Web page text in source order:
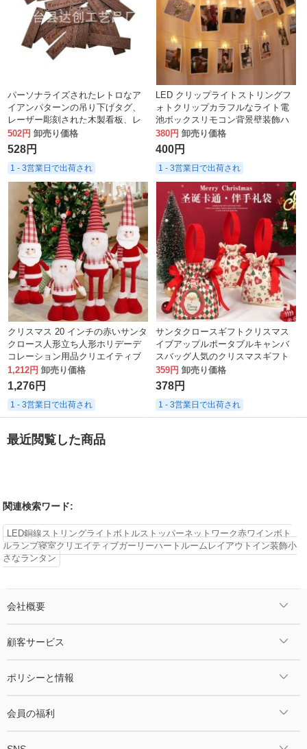
パーソナライズされたレトロなア
イアンパターンの吊り下げタグ、
レーザー彫刻された木製看板、レ
タリングと印刷、クリエイティブ
なホームデコレーション用品
502円 卸売り価格
528円
1 - 3営業日で出荷され
LED クリップライトストリングフ
ォトクリップカラフルなライト電
池ボックスリモコン背景壁装飾ハ
ンギングライトパーティーレイア
ウト
380円 卸売り価格
400円
1 - 3営業日で出荷され
クリスマス 20 インチの赤いサンタ
クロース人形立ち人形ホリデーデ
コレーション用品クリエイティブ
オーナメント
1,212円 卸売り価格
1,276円
1 - 3営業日で出荷され
サンタクロースギフトクリスマス
イブアップルポータブルキャンバ
スバッグ人気のクリスマスギフト
バッグ
359円 卸売り価格
378円
1 - 3営業日で出荷され
最近閲覧した商品
関連検索ワード:
LED銅線ストリングライトボトルストッパーネットワーク赤ワインボト
ルランプ寝室クリエイティブガーリーハートルームレイアウトイン装飾小
さなランタン
会社概要
顧客サービス
ポリシーと情報
会員の福利